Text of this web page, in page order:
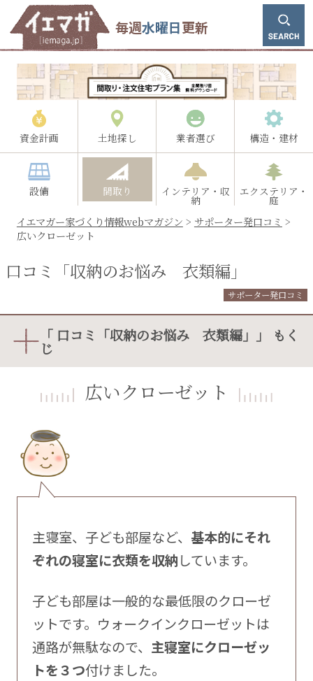
毎週水曜日更新
資金計画 土地探し 業者選び 構造・建材
設備 間取り インテリア・収
納
エクステリア・
庭
イエマガー家づくり情報webマガジン > サポーター発口コミ >
広いクローゼット
口コミ「収納のお悩み 衣類編」
サポーター発口コミ
「 口コミ「収納のお悩み 衣類編」」 もく
じ
広いクローゼット
主寝室、子ども部屋など、 基本的にそれ
ぞれの寝室に衣類を収納しています。
子ども部屋は一般的な最低限のクローゼ
ットです。ウォークインクローゼットは
通路が無駄なので、 主寝室にクローゼッ
トを３つ付けました。